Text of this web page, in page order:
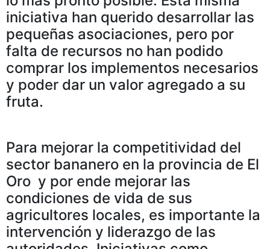
iniciativa han querido desarrollar las
pequeñas asociaciones, pero por
falta de recursos no han podido
comprar los implementos necesarios
y poder dar un valor agregado a su
fruta.
Para mejorar la competitividad del
sector bananero en la provincia de El
Oro y por ende mejorar las
condiciones de vida de sus
agricultores locales, es importante la
intervención y liderazgo de las